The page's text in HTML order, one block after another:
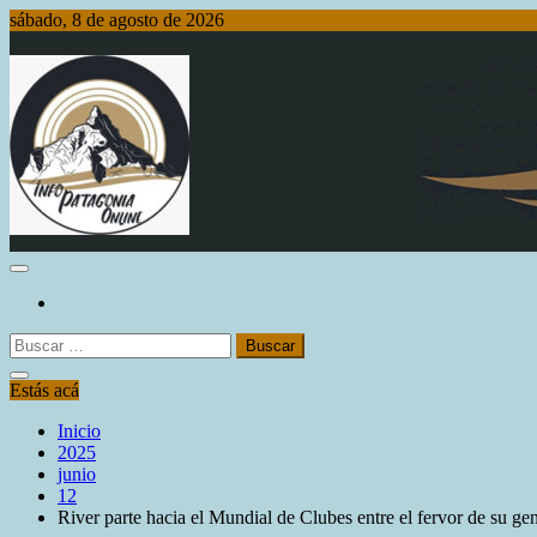
Saltar
contenido
sábado, 8 de agosto de 2026
Info Patagonia Online
Buscar:
Estás acá
Inicio
2025
junio
12
River parte hacia el Mundial de Clubes entre el fervor de su